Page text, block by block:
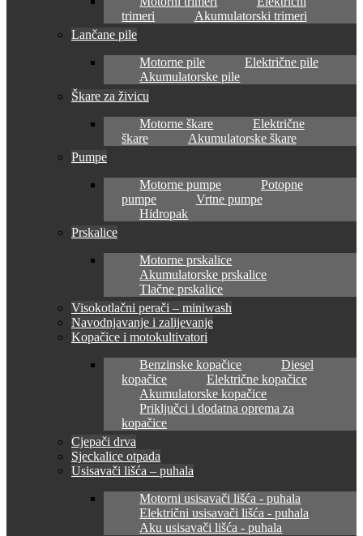
trimeri
Akumulatorski trimeri
Lančane pile
Motorne pile
Električne pile
Akumulatorske pile
Škare za živicu
Motorne škare
Električne
škare
Akumulatorske škare
Pumpe
Motorne pumpe
Potopne
pumpe
Vrtne pumpe
Hidropak
Prskalice
Motorne prskalice
Akumulatorske prskalice
Tlačne prskalice
Visokotlačni perači – miniwash
Navodnjavanje i zalijevanje
Kopačice i motokultivatori
Benzinske kopačice
Diesel
kopačice
Električne kopačice
Akumulatorske kopačice
Priključci i dodatna oprema za
kopačice
Cjepači drva
Sjeckalice otpada
Usisavači lišća – puhala
Motorni usisavači lišća - puhala
Električni usisavači lišća - puhala
Aku usisavači lišća - puhala